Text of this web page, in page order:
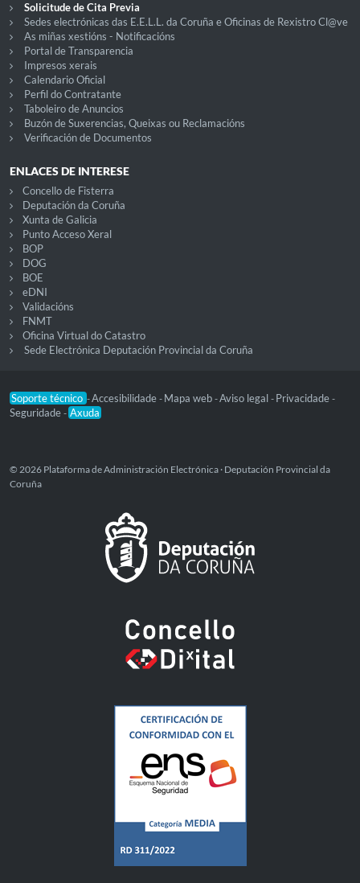
Solicitude de Cita Previa
Sedes electrónicas das E.E.L.L. da Coruña e Oficinas de Rexistro Cl@ve
As miñas xestións - Notificacións
Portal de Transparencia
Impresos xerais
Calendario Oficial
Perfil do Contratante
Taboleiro de Anuncios
Buzón de Suxerencias, Queixas ou Reclamacións
Verificación de Documentos
ENLACES DE INTERESE
Concello de Fisterra
Deputación da Coruña
Xunta de Galicia
Punto Acceso Xeral
BOP
DOG
BOE
eDNI
Validacións
FNMT
Oficina Virtual do Catastro
Sede Electrónica Deputación Provincial da Coruña
Soporte técnico -Accesibilidade - Mapa web -Aviso legal - Privacidade -
Seguridade - Axuda
© 2026 Plataforma de Administración Electrónica · Deputación Provincial da
Coruña